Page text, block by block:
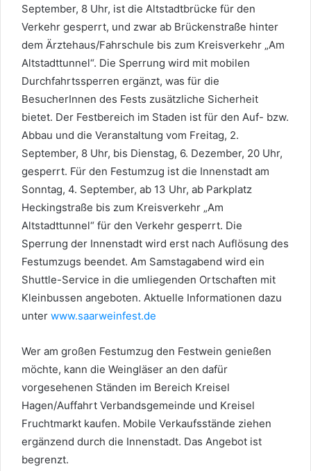
September, 8 Uhr, ist die Altstadtbrücke für den
Verkehr gesperrt, und zwar ab Brückenstraße hinter
dem Ärztehaus/Fahrschule bis zum Kreisverkehr „Am
Altstadttunnel“. Die Sperrung wird mit mobilen
Durchfahrtssperren ergänzt, was für die
BesucherInnen des Fests zusätzliche Sicherheit
bietet. Der Festbereich im Staden ist für den Auf- bzw.
Abbau und die Veranstaltung vom Freitag, 2.
September, 8 Uhr, bis Dienstag, 6. Dezember, 20 Uhr,
gesperrt. Für den Festumzug ist die Innenstadt am
Sonntag, 4. September, ab 13 Uhr, ab Parkplatz
Heckingstraße bis zum Kreisverkehr „Am
Altstadttunnel“ für den Verkehr gesperrt. Die
Sperrung der Innenstadt wird erst nach Auflösung des
Festumzugs beendet. Am Samstagabend wird ein
Shuttle-Service in die umliegenden Ortschaften mit
Kleinbussen angeboten. Aktuelle Informationen dazu
unter www.saarweinfest.de
Wer am großen Festumzug den Festwein genießen
möchte, kann die Weingläser an den dafür
vorgesehenen Ständen im Bereich Kreisel
Hagen/Auffahrt Verbandsgemeinde und Kreisel
Fruchtmarkt kaufen. Mobile Verkaufsstände ziehen
ergänzend durch die Innenstadt. Das Angebot ist
begrenzt.